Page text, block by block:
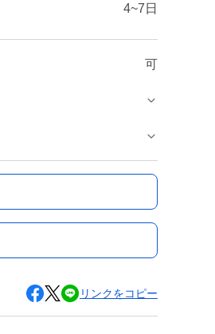
4~7日
可
リンクをコピー